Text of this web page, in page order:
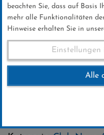
Ski-Club
beim HSV
Landesfinale
beachten Sie, dass auf Basis
mehr alle Funktionalitäten
Hinweise erhalten Sie in
Einstellungen
Alle